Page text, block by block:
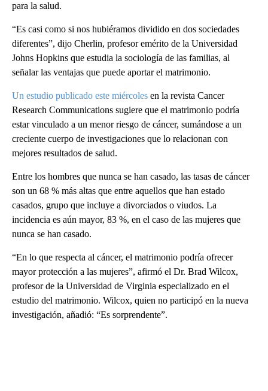
para la salud.
“Es casi como si nos hubiéramos dividido en dos sociedades
diferentes”, dijo Cherlin, profesor emérito de la Universidad
Johns Hopkins que estudia la sociología de las familias, al
señalar las ventajas que puede aportar el matrimonio.
Un estudio publicado este miércoles en la revista Cancer
Research Communications sugiere que el matrimonio podría
estar vinculado a un menor riesgo de cáncer, sumándose a un
creciente cuerpo de investigaciones que lo relacionan con
mejores resultados de salud.
Entre los hombres que nunca se han casado, las tasas de cáncer
son un 68 % más altas que entre aquellos que han estado
casados, grupo que incluye a divorciados o viudos. La
incidencia es aún mayor, 83 %, en el caso de las mujeres que
nunca se han casado.
“En lo que respecta al cáncer, el matrimonio podría ofrecer
mayor protección a las mujeres”, afirmó el Dr. Brad Wilcox,
profesor de la Universidad de Virginia especializado en el
estudio del matrimonio. Wilcox, quien no participó en la nueva
investigación, añadió: “Es sorprendente”.